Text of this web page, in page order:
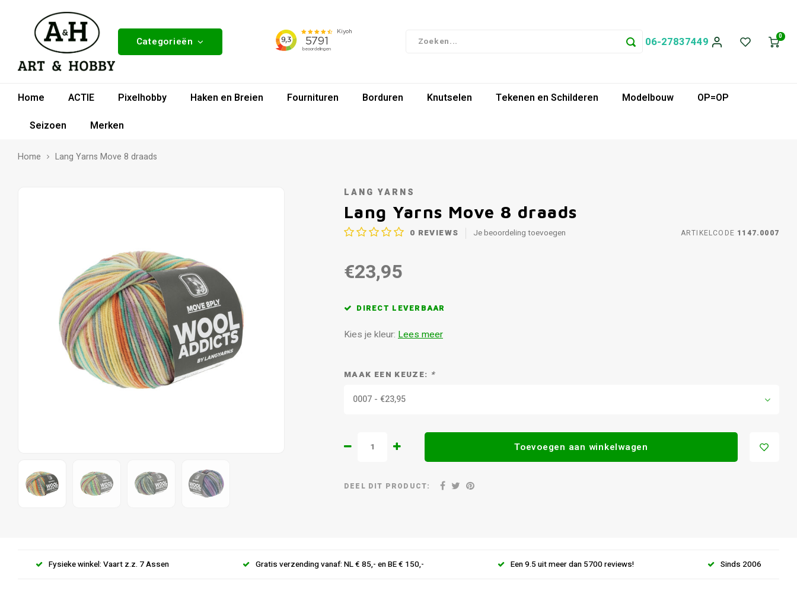
Categorieën 06-27837449 0
Home ACTIE Pixelhobby Haken en Breien Fournituren Borduren Knutselen Tekenen en Schilderen Modelbouw
OP=OP
Seizoen
Merken
Home Lang Yarns Move 8 draads
LANG YARNS
Lang Yarns Move 8 draads
0 REVIEWS Je beoordeling toevoegen ARTIKELCODE 1147.0007
€23,95
DIRECT LEVERBAAR
Kies je kleur: Lees meer
MAAK EEN KEUZE: *
0007 - €23,95
Toevoegen aan winkelwagen
DEEL DIT PRODUCT:
Fysieke winkel: Vaart z.z. 7 Assen Gratis verzending vanaf: NL € 85,- en BE € 150,- Een 9.5 uit meer dan 5700 reviews! Sinds 2006